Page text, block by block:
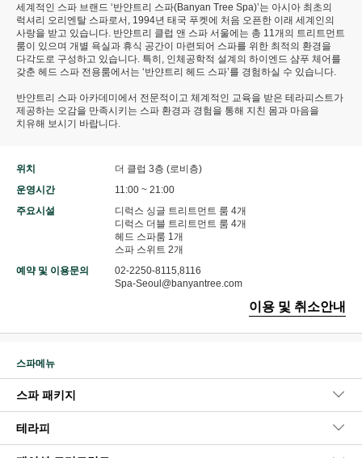
세계적인 스파 브랜드 ‘반얀트리 스파(Banyan Tree Spa)’는 아시아 최초의
럭셔리 오리엔탈 스파로서, 1994년 태국 푸켓에 처음 오픈한 이래 세계인의
사랑을 받고 있습니다. 반얀트리 클럽 앤 스파 서울에는 총 11개의 트리트먼트
룸이 있으며 개별 욕실과 휴식 공간이 마련되어 스파를 위한 최적의 환경을
다각도로 구성하고 있습니다. 특히, 인체공학적 설계의 하이엔드 샴푸 체어를
갖춘 헤드 스파 전용룸에서는 ‘반얀트리 헤드 스파’를 경험하실 수 있습니다.
반얀트리 스파 아카데미에서 전문적이고 체계적인 교육을 받은 테라피스트가
제공하는 오감을 만족시키는 스파 환경과 경험을 통해 지친 몸과 마음을
치유해 보시기 바랍니다.
위치
더 클럽 3층 (로비층)
운영시간
11:00 ~ 21:00
주요시설
디럭스 싱글 트리트먼트 룸 4개
디럭스 더블 트리트먼트 룸 4개
헤드 스파룸 1개
스파 스위트 2개
예약 및 이용문의
02-2250-8115,8116
Spa-Seoul@banyantree.com
이용 및 취소안내
스파메뉴
스파 패키지
테라피